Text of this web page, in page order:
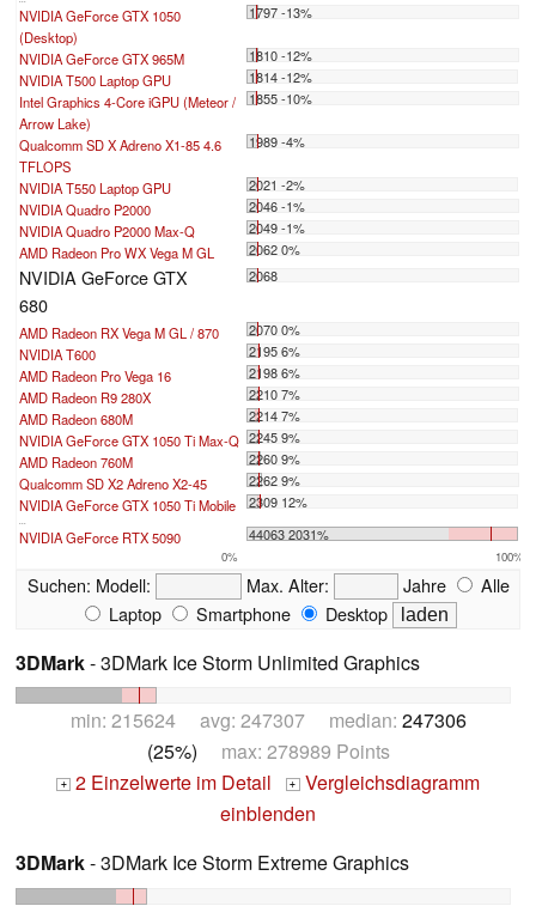
NVIDIA GeForce GTX 1050
(Desktop)
1797 -13%
NVIDIA GeForce GTX 965M
1810 -12%
NVIDIA T500 Laptop GPU
1814 -12%
Intel Graphics 4-Core iGPU (Meteor /
Arrow Lake)
1855 -10%
Qualcomm SD X Adreno X1-85 4.6
TFLOPS
1989 -4%
NVIDIA T550 Laptop GPU
2021 -2%
NVIDIA Quadro P2000
2046 -1%
NVIDIA Quadro P2000 Max-Q
2049 -1%
AMD Radeon Pro WX Vega M GL
2062 0%
NVIDIA GeForce GTX
680
2068
AMD Radeon RX Vega M GL / 870
2070 0%
NVIDIA T600
2195 6%
AMD Radeon Pro Vega 16
2198 6%
AMD Radeon R9 280X
2210 7%
AMD Radeon 680M
2214 7%
NVIDIA GeForce GTX 1050 Ti Max-Q 2245 9%
AMD Radeon 760M
2260 9%
Qualcomm SD X2 Adreno X2-45
2262 9%
NVIDIA GeForce GTX 1050 Ti Mobile
2309 12%
NVIDIA GeForce RTX 5090 44063 2031%
0% 100%
Suchen: Modell: Max. Alter: Jahre
Alle
Laptop
Smartphone Desktop
3DMark- 3DMark Ice Storm Unlimited Graphics
min: 215624 avg: 247307 median: 247306
(25%) max: 278989 Points
+ 2 Einzelwerte im Detail + Vergleichsdiagramm
einblenden
3DMark- 3DMark Ice Storm Extreme Graphics